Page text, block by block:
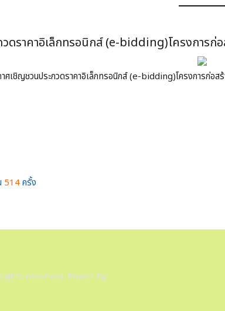
ดราคาอิเล็กทรอนิกส์ (e-bidding)โครงการก่อ
าศเชิญชวนประกวดราคาอิเล็กทรอนิกส์ (e-bidding)โครงการก่อส
514ครั้ง
reserved. Power by :